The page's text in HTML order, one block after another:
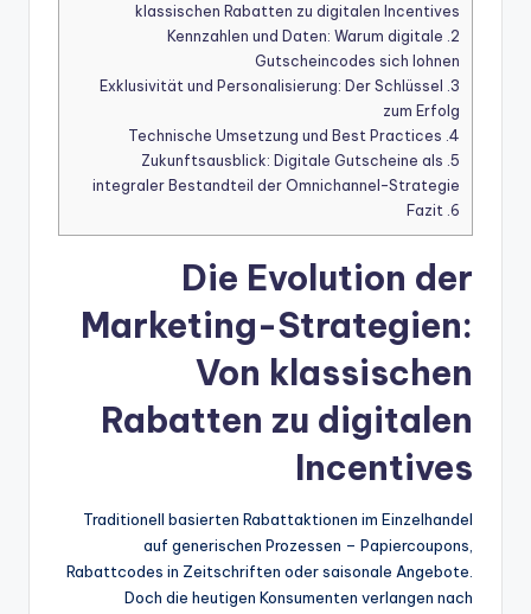
klassischen Rabatten zu digitalen Incentives
2.
Kennzahlen und Daten: Warum digitale
Gutscheincodes sich lohnen
3.
Exklusivität und Personalisierung: Der Schlüssel
zum Erfolg
4.
5.
Zukunftsausblick: Digitale Gutscheine als
integraler Bestandteil der Omnichannel-Strategie
6.
Die Evolution der
Marketing-Strategien:
Von klassischen
Rabatten zu digitalen
Incentives
Traditionell basierten Rabattaktionen im Einzelhandel
auf generischen Prozessen – Papiercoupons,
Rabattcodes in Zeitschriften oder saisonale Angebote.
Doch die heutigen Konsumenten verlangen nach